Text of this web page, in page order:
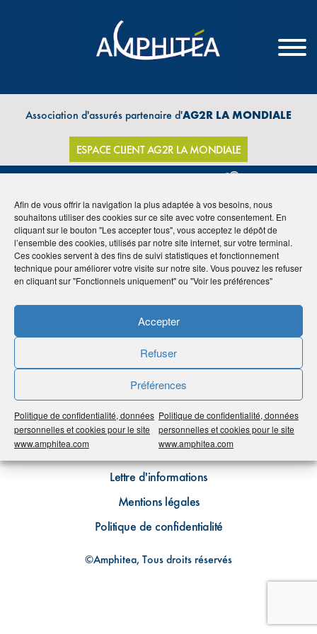
Afin de vous offrir la navigation la plus adaptée à vos besoins, nous
souhaitons utiliser des cookies sur ce site avec votre consentement. En
cliquant sur le bouton "Les accepter tous", vous acceptez le dépôt de
l’ensemble des cookies, utilisés par notre site internet, sur votre terminal.
Ces cookies servent à des fins de suivi statistiques et fonctionnement
technique pour améliorer votre visite sur notre site. Vous pouvez les refuser
en cliquant sur "Fonctionnels uniquement" ou "Voir les préférences"
Accepter
Refuser
Préférences
Politique de confidentialité, données
personnelles et cookies pour le site
www.amphitea.com
Politique de confidentialité, données
personnelles et cookies pour le site
www.amphitea.com
Association d'assurés partenaire d'AG2R LA MONDIALE
ESPACE CLIENT AG2R LA MONDIALE
THÈMES
Archive
Plan du site
Contact
Lettre d'informations
Mentions légales
Politique de confidentialité
©Amphitea, Tous droits réservés